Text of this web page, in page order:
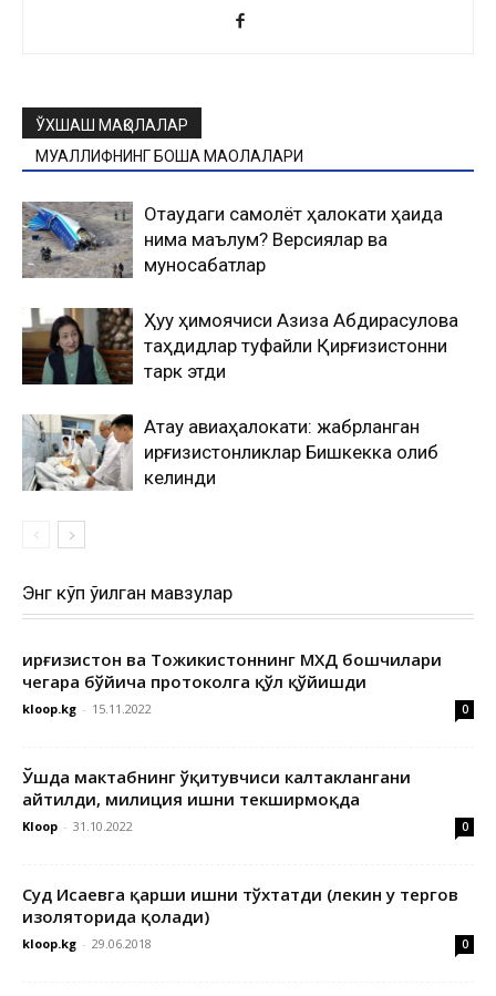
ЎХШАШ МАҚОЛАЛАР
МУАЛЛИФНИНГ БОШҚА МАҚОЛАЛАРИ
Оқтаудаги самолёт ҳалокати ҳақида
нима маълум? Версиялар ва
муносабатлар
Ҳуқуқ ҳимоячиси Азиза Абдирасулова
таҳдидлар туфайли Қирғизистонни
тарк этди
Ақтау авиаҳалокати: жабрланган
қирғизистонликлар Бишкекка олиб
келинди
Энг кўп ўқилган мавзулар
Қирғизистон ва Тожикистоннинг МХДҚ бошчилари
чегара бўйича протоколга қўл қўйишди
kloop.kg - 15.11.2022 0
Ўшда мактабнинг ўқитувчиси калтаклангани
айтилди, милиция ишни текширмоқда
Kloop - 31.10.2022 0
Суд Исаевга қарши ишни тўхтатди (лекин у тергов
изоляторида қолади)
kloop.kg - 29.06.2018 0